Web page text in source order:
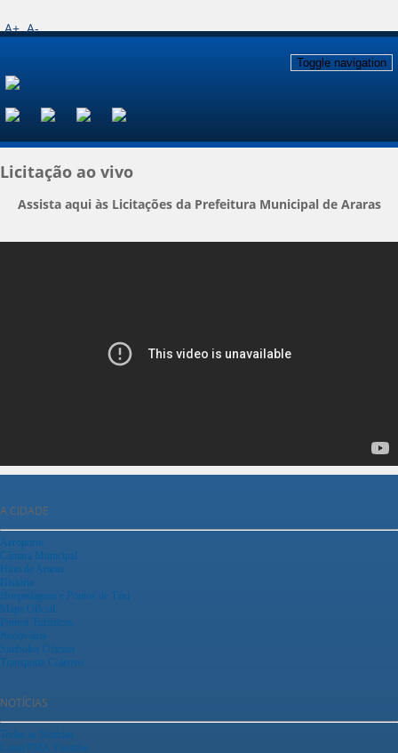
A+ A-
Toggle navigation
Licitação ao vivo
Assista aqui às Licitações da Prefeitura Municipal de Araras
A CIDADE
Aeroporto
Câmara Municipal
Hino de Araras
História
Hospedagens e Pontos de Táxi
Mapa Oficial
Pontos Turísticos
Rodoviária
Símbolos Oficiais
Transporte Coletivo
NOTÍCIAS
Todas as Notícias
Canal PMA Youtube